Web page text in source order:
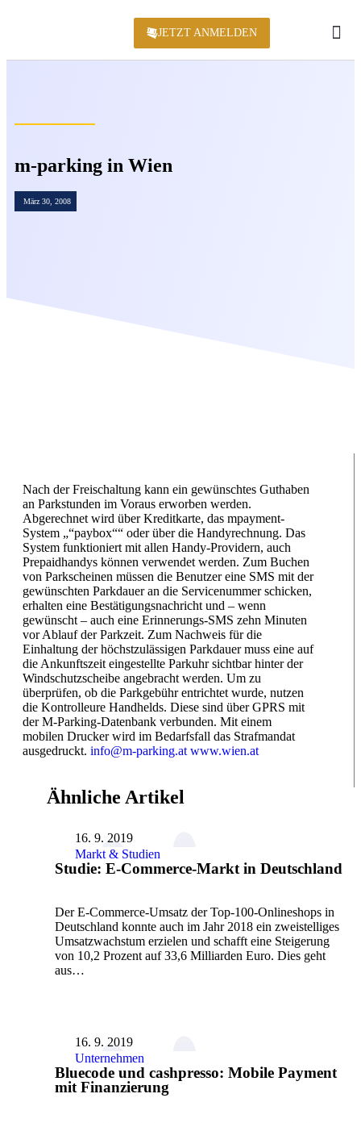
JETZT ANMELDEN
m-parking in Wien
März 30, 2008
Nach der Freischaltung kann ein gewünschtes Guthaben
an Parkstunden im Voraus erworben werden.
Abgerechnet wird über Kreditkarte, das mpayment-
System „“paybox““ oder über die Handyrechnung. Das
System funktioniert mit allen Handy-Providern, auch
Prepaidhandys können verwendet werden. Zum Buchen
von Parkscheinen müssen die Benutzer eine SMS mit der
gewünschten Parkdauer an die Servicenummer schicken,
erhalten eine Bestätigungsnachricht und – wenn
gewünscht – auch eine Erinnerungs-SMS zehn Minuten
vor Ablauf der Parkzeit. Zum Nachweis für die
Einhaltung der höchstzulässigen Parkdauer muss eine auf
die Ankunftszeit eingestellte Parkuhr sichtbar hinter der
Windschutzscheibe angebracht werden. Um zu
überprüfen, ob die Parkgebühr entrichtet wurde, nutzen
die Kontrolleure Handhelds. Diese sind über GPRS mit
der M-Parking-Datenbank verbunden. Mit einem
mobilen Drucker wird im Bedarfsfall das Strafmandat
ausgedruckt. info@m-parking.at www.wien.at
Ähnliche Artikel
16. 9. 2019
Markt & Studien
Studie: E-Commerce-Markt in Deutschland
Der E-Commerce-Umsatz der Top-100-Onlineshops in
Deutschland konnte auch im Jahr 2018 ein zweistelliges
Umsatzwachstum erzielen und schafft eine Steigerung
von 10,2 Prozent auf 33,6 Milliarden Euro. Dies geht
aus…
16. 9. 2019
Unternehmen
Bluecode und cashpresso: Mobile Payment
mit Finanzierung